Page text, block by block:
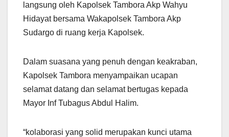
langsung oleh Kapolsek Tambora Akp Wahyu
Hidayat bersama Wakapolsek Tambora Akp
Sudargo di ruang kerja Kapolsek.
Dalam suasana yang penuh dengan keakraban,
Kapolsek Tambora menyampaikan ucapan
selamat datang dan selamat bertugas kepada
Mayor Inf Tubagus Abdul Halim.
“kolaborasi yang solid merupakan kunci utama